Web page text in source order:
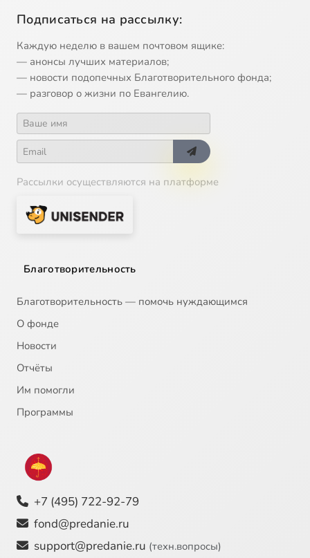
Подписаться на рассылку:
Каждую неделю в вашем почтовом ящике:
— анонсы лучших материалов;
— новости подопечных Благотворительного фонда;
— разговор о жизни по Евангелию.
Рассылки осуществляются на платформе
Благотворительность
Благотворительность — помочь нуждающимся
О фонде
Новости
Отчёты
Им помогли
Программы
+7 (495) 722-92-79
fond@predanie.ru
support@predanie.ru (техн.вопросы)